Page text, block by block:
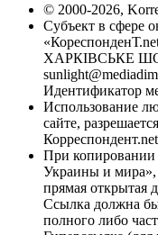
© 2000-2026,
Субъект в сфере
ХАРКІВСЬКЕ
Идентификатор
Использование
сайте,
При копировании
Украины и мира»,
прямая открытая
Ссылка должна
полного либо